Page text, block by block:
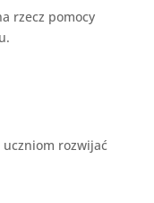
rzecz pomocy
rozwijać